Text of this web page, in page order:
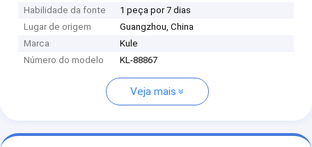
Habilidade da fonte
1 peça por 7 dias
Lugar de origem
Guangzhou, China
Marca
Kule
Número do modelo
KL-88867
Veja mais